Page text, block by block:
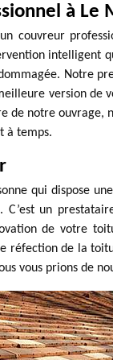
à Le
couvreur
intelligent
Notre
version de
de notre ouvrage,
à temps.
qui dispose
C’est un
de votre
réfection de la
vous prions de